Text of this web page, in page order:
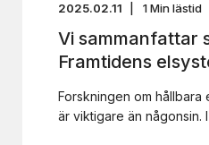
2025.02.11 1Min lästid
Vi sammanfattar
Framtidens
Forskningen om
är viktigare än någonsin.